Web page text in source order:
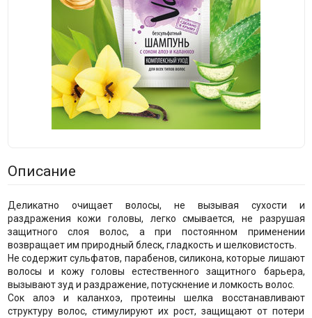
Описание
Деликатно очищает волосы, не вызывая сухости и
раздражения кожи головы, легко смывается, не разрушая
защитного слоя волос, а при постоянном применении
возвращает им природный блеск, гладкость и шелковистость.
Не содержит сульфатов, парабенов, силикона, которые лишают
волосы и кожу головы естественного защитного барьера,
вызывают зуд и раздражение, потускнение и ломкость волос.
Сок алоэ и каланхоэ, протеины шелка восстанавливают
структуру волос, стимулируют их рост, защищают от потери